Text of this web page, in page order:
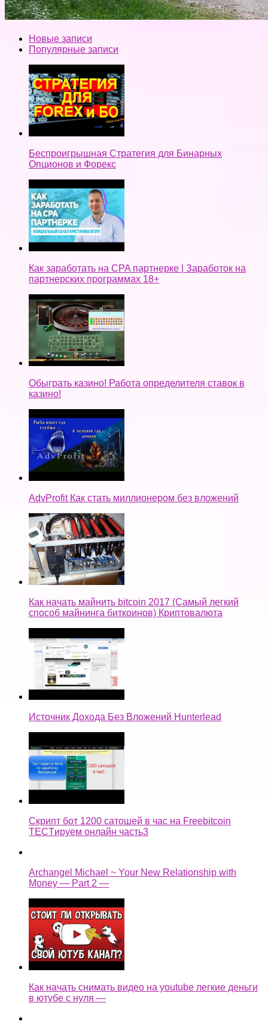
Новые записи
Популярные записи
Беспроигрышная Стратегия для Бинарных
Опционов и Форекс
Как заработать на CPA партнерке | Заработок на
партнерских программах 18+
Обыграть казино! Работа определителя ставок в
казино!
AdvProfit Как стать миллионером без вложений
Как начать майнить bitcoin 2017 (Самый легкий
способ майнинга биткоинов) Криптовалюта
Источник Дохода Без Вложений Hunterlead
Скрипт бот 1200 сатошей в час на Freebitcoin
TECTируем онлайн часть3
Archangel Michael ~ Your New Relationship with
Money — Part 2 —
Как начать снимать видео на youtube легкие деньги
в ютубе с нуля —